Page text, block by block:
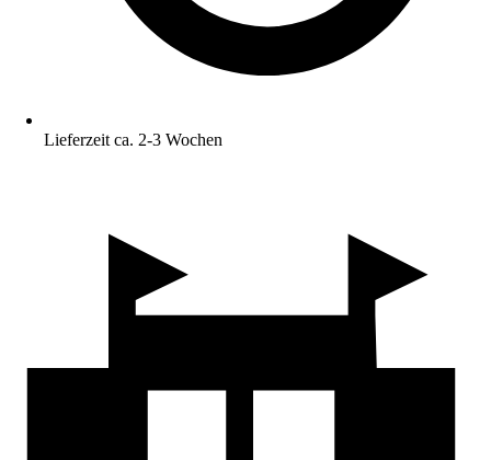
Lieferzeit ca. 2-3 Wochen